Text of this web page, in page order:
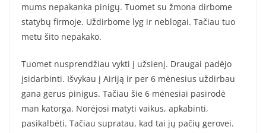
mums nepakanka pinigų. Tuomet su žmona dirbome
statybų firmoje. Uždirbome lyg ir neblogai. Tačiau tuo
metu šito nepakako.
Tuomet nusprendžiau vykti į užsienį. Draugai padėjo
įsidarbinti. Išvykau į Airiją ir per 6 mėnesius uždirbau
gana gerus pinigus. Tačiau šie 6 mėnesiai pasirodė
man katorga. Norėjosi matyti vaikus, apkabinti,
pasikalbėti. Tačiau supratau, kad tai jų pačių gerovei.